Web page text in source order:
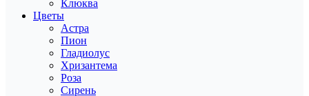
Клюква
Цветы
Астра
Пион
Гладиолус
Хризантема
Роза
Сирень